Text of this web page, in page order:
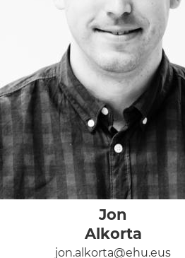
Jon
Alkorta
jon.alkorta@ehu.eus